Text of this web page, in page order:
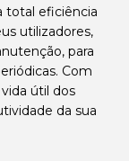
total eficiência
utilizadores,
para
Com
útil dos
da sua